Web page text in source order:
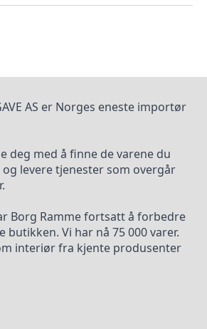
AS er Norges eneste importør
deg med å finne de varene du
levere tjenester som overgår
Borg Ramme fortsatt å forbedre
butikken. Vi har nå 75 000 varer.
interiør fra kjente produsenter